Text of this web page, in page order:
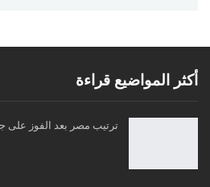
أكثر المواضيع قراءة
ترتيب مصر بعد الفوز على